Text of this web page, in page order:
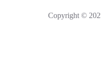
Copyright ©